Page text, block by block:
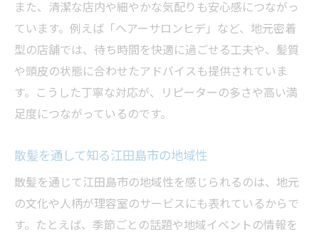
また、清潔な店内や細やかな気配りも安心感につながっ
ています。例えば「ヘアーサロンヒデ」など、地元密着
型の店舗では、待ち時間を快適に過ごせる工夫や、髪質
や頭皮の状態に合わせたアドバイスも提供されていま
す。こうした丁寧な対応が、リピーターの多さや高い満
足度につながっているのです。
散髪を通して知る江田島市の地域性
散髪を通じて江田島市の地域性を感じられるのは、地元
の文化や人柄が理容室のサービスにも表れているからで
す。たとえば、季節ごとの話題や地域イベントの情報を